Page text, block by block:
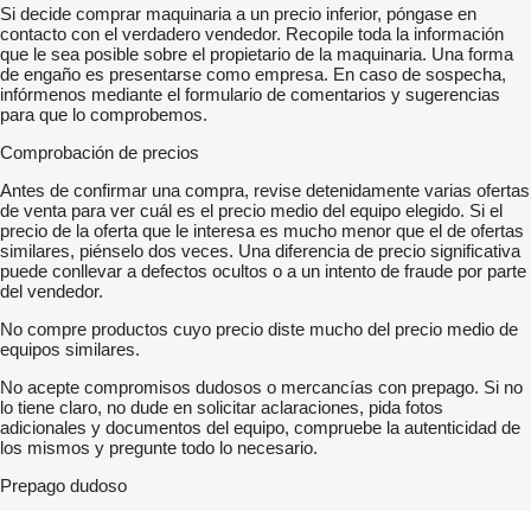
Si decide comprar maquinaria a un precio inferior, póngase en
contacto con el verdadero vendedor. Recopile toda la información
que le sea posible sobre el propietario de la maquinaria. Una forma
de engaño es presentarse como empresa. En caso de sospecha,
infórmenos mediante el formulario de comentarios y sugerencias
para que lo comprobemos.
Comprobación de precios
Antes de confirmar una compra, revise detenidamente varias ofertas
de venta para ver cuál es el precio medio del equipo elegido. Si el
precio de la oferta que le interesa es mucho menor que el de ofertas
similares, piénselo dos veces. Una diferencia de precio significativa
puede conllevar a defectos ocultos o a un intento de fraude por parte
del vendedor.
No compre productos cuyo precio diste mucho del precio medio de
equipos similares.
No acepte compromisos dudosos o mercancías con prepago. Si no
lo tiene claro, no dude en solicitar aclaraciones, pida fotos
adicionales y documentos del equipo, compruebe la autenticidad de
los mismos y pregunte todo lo necesario.
Prepago dudoso